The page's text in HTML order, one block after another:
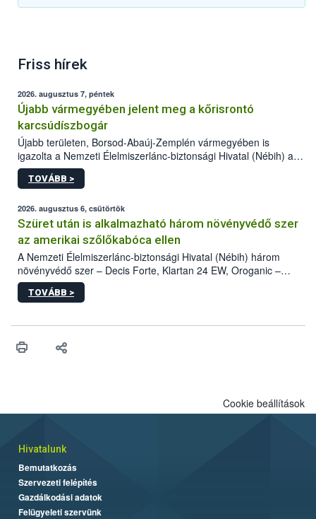
Friss hírek
2026. augusztus 7, péntek
Újabb vármegyében jelent meg a kőrisrontó
karcsúdíszbogár
Újabb területen, Borsod-Abaúj-Zemplén vármegyében is
igazolta a Nemzeti Élelmiszerlánc-biztonsági Hivatal (Nébih) a
kőrisrontó karcsúdíszbogár (Agrilus planipennis) jelenlétét. A
kártevőt nem csak színcsapdában találták meg, de már fertőzött
az intenzív felderítést, emellett az intézkedéseket a szlovák
hatósággal is összehangolják a terjedés megállítása érdekében.
TOVÁBB >
2026. augusztus 6, csütörtök
Szüret után is alkalmazható három növényvédő szer
az amerikai szőlőkabóca ellen
A Nemzeti Élelmiszerlánc-biztonsági Hivatal (Nébih) három
növényvédő szer – Decis Forte, Klartan 24 EW, Oroganic –
engedélyokiratát módosította, így azok a szüretet követően,
egészen a vesszőérettség (BBCH 91) stádiumáig
érésű szőlőkben is legyen lehetőség a károsító elleni további
felhasználók számára is elérhető és ökológiai termesztésben is
TOVÁBB >
Cookie beállítások
Hivatalunk
Bemutatkozás
Szervezeti felépítés
Gazdálkodási adatok
Felügyeleti szervünk